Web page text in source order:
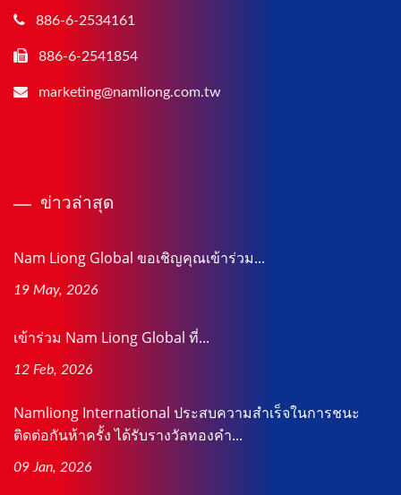
886-6-2534161
886-6-2541854
marketing@namliong.com.tw
ข่าวล่าสุด
Nam Liong Global ขอเชิญคุณเข้าร่วม...
19 May, 2026
เข้าร่วม Nam Liong Global ที่...
12 Feb, 2026
Namliong International ประสบความสำเร็จในการชนะ
ติดต่อกันห้าครั้ง ได้รับรางวัลทองคำ...
09 Jan, 2026